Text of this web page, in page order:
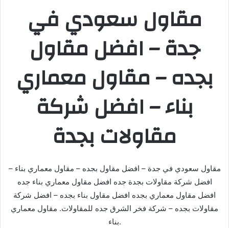
مقاول سعودي في
جدة – افضل مقاول
بجده – مقاول معماري
بناء – افضل شركة
مقاولات بجدة
مقاول سعودي في جدة – افضل مقاول بجده – مقاول معماري بناء –
افضل شركة مقاولات بجدة جده افضل مقاول معماري بناء جده
افضل مقاول معماري بجده افضل مقاول بناء بجده – افضل شركة
مقاولات بجده – شركة فخر الشرق جده للمقاولات. مقاول معماري
بناء.